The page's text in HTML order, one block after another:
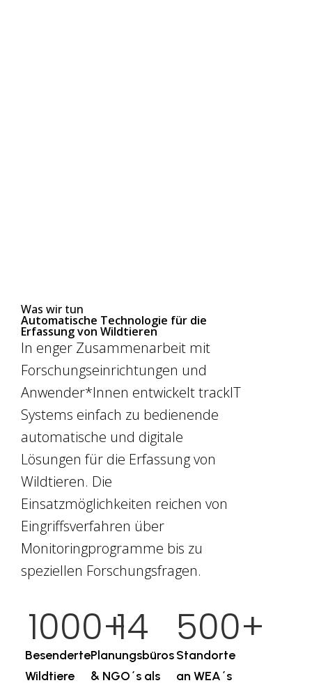
Was wir tun
Automatische Technologie für die
Erfassung von Wildtieren
In enger Zusammenarbeit mit
Forschungseinrichtungen und
Anwender*Innen entwickelt trackIT
Systems einfach zu bedienende
automatische und digitale
Lösungen für die Erfassung von
Wildtieren. Die
Einsatzmöglichkeiten reichen von
Eingriffsverfahren über
Monitoringprogramme bis zu
speziellen Forschungsfragen.
Besenderte
Wildtiere
1000+
Planungsbüros
& NGO´s als
14
Standorte
an WEA´s
500+